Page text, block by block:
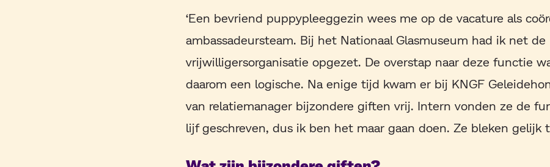
‘Een bevriend puppypleeggezin wees me op de vacature als
ambassadeursteam. Bij het Nationaal Glasmuseum had ik net de
vrijwilligersorganisatie opgezet. De overstap naar deze functie
daarom een logische. Na enige tijd kwam er bij KNGF
van relatiemanager bijzondere giften vrij. Intern vonden ze de
lijf geschreven, dus ik ben het maar gaan doen. Ze bleken gelijk